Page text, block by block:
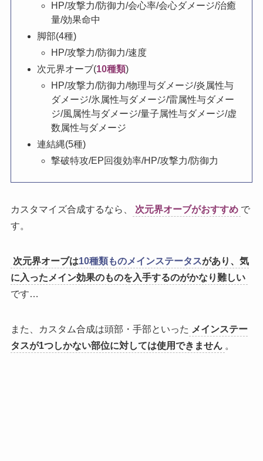
HP/攻撃力/防御力/会心率/会心ダメージ/治癒
量/効果命中
脚部(4種)
HP/攻撃力/防御力/速度
次元界オーブ(10種類)
HP/攻撃力/防御力/物理与ダメージ/炎属性与
ダメージ/氷属性与ダメージ/雷属性与ダメー
ジ/風属性与ダメージ/量子属性与ダメージ/虚
数属性与ダメージ
連結縄(5種)
撃破特攻/EP回復効率/HP/攻撃力/防御力
カスタマイズ合成するなら、 次元界オーブがおすすめ で
す。
次元界オーブは10種類ものメインステータスがあり、気
に入ったメイン効果のものを入手するのがかなり難しい
です…
また、カスタム合成は頭部・手部といった メインステー
タスが1つしかない部位に対しては使用できません 。